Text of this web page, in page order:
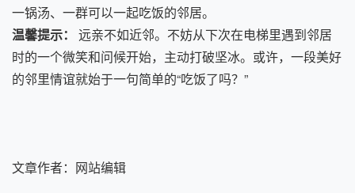
一锅汤、一群可以一起吃饭的邻居。
温馨提示：
远亲不如近邻。不妨从下次在电梯里遇到邻居
时的一个微笑和问候开始，主动打破坚冰。或许，一段美好
的邻里情谊就始于一句简单的“吃饭了吗？”
文章作者： 网站编辑